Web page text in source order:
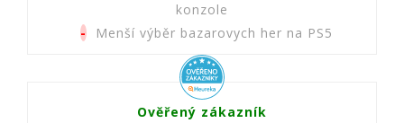
konzole
- Menší výběr bazarovych her na PS5
Ověřený zákazník